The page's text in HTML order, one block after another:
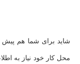
شاید برای شما هم پیش
محل کار خود نیاز به